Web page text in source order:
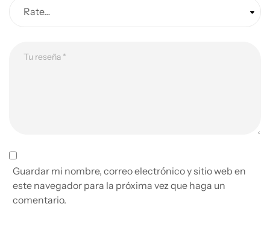
Guardar mi nombre, correo electrónico y sitio web en
este navegador para la próxima vez que haga un
comentario.